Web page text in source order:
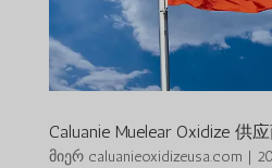
Caluanie Muelear Oxidize 供
მიერ caluanieoxidizeusa.com |